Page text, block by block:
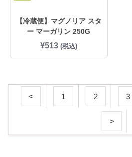
【冷蔵便】マグノリア スタ
ー マーガリン 250G
¥513 (税込)
1 2 3